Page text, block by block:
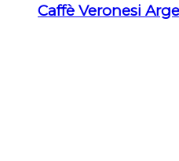
Caffè Veronesi